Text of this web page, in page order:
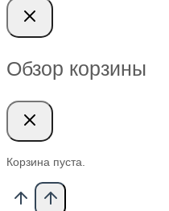
Обзор корзины
Корзина пуста.